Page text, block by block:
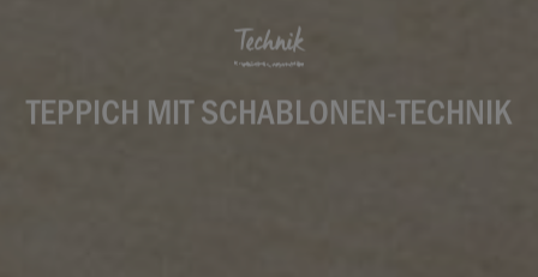
Technik
TEPPICH MIT SCHABLONEN-TECHNIK